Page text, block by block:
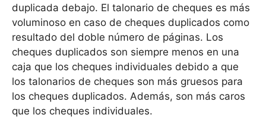
duplicada debajo. El talonario de cheques es más
voluminoso en caso de cheques duplicados como
resultado del doble número de páginas. Los
cheques duplicados son siempre menos en una
caja que los cheques individuales debido a que
los talonarios de cheques son más gruesos para
los cheques duplicados. Además, son más caros
que los cheques individuales.